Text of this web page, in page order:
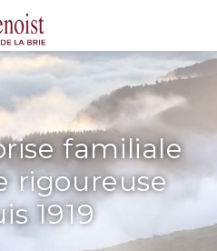
familiale
rigoureuse
1919